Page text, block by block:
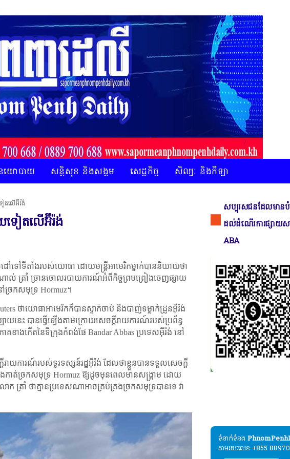
យោបាយ សន្តិសុខ និងសង្គម សេដ្ឋកិច្ច សិល្បៈ និងកីឡា
ៀតលើអ៊ីរ៉ង់
យទៀតលើអ៊ីរ៉ង់
ៅទៅទីតាំងរបស់យោធា ដោយមន្ត្រីអាមេរិកម្នាក់បាននិយាយថា
ាល់ ត្រាំ ច្រានចោលរបាយការណ៍អំពីកិច្ចព្រមព្រៀងចេញផ្សាយ
ៅច្រកសមុទ្រ Hormuz។
ថាយោធាអាមេរិកក៏បានស្ទាក់ចាប់ និងបាញ់ទម្លាក់ដ្រូនអ៊ីរ៉ង់
បាយនេះ បានធ្វើឡើងតាមក្រោយសេចក្តីរាយការណ៍របស់ប្រព័ន្ធ
គខាងកើតនៃទីក្រុងកំពង់ផែ Bandar Abbas ប្រទេសអ៊ីរ៉ង់ នៅ
រាយការណ៍របស់ទូរទស្សន៍រដ្ឋអ៊ីរ៉ង់ ដែលថាខ្លួនបានទទួលសេចក្តី
ងកាត់ច្រកសមុទ្រ Hormuz ឱ្យដូចមុនពេលមានសង្គ្រាម ដោយ
ក ត្រាំ ថាគ្មានប្រទេសណាអាចគ្រប់គ្រងច្រកសមុទ្របានទេ វា
សប្បុរសជនដែលមានបំ
ដល់ដំណើរការផ្សាយស
ABA
ទំនាក់ទំនង​​
តាមរយៈលេខ +855